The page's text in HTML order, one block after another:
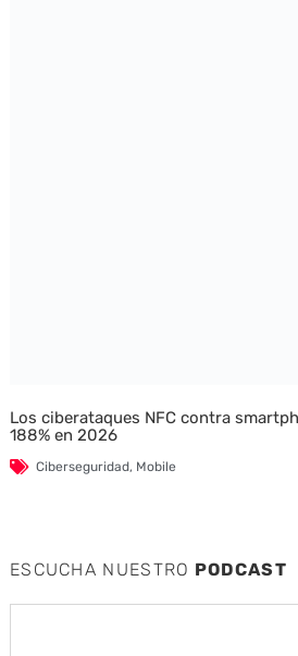
Los ciberataques NFC contra
188% en 2026
Ciberseguridad, Mobile
ESCUCHA NUESTRO PODCAST